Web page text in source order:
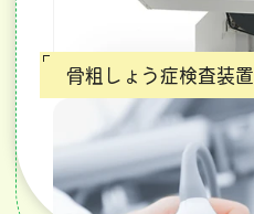
骨粗しょう症検査装置